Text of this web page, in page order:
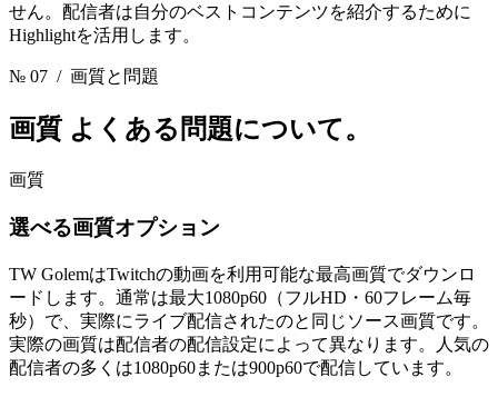
せん。配信者は自分のベストコンテンツを紹介するために
Highlightを活用します。
№ 07 / 画質と問題
画質 よくある問題について。
画質
選べる画質オプション
TW GolemはTwitchの動画を利用可能な最高画質でダウンロ
ードします。通常は最大1080p60（フルHD・60フレーム毎
秒）で、実際にライブ配信されたのと同じソース画質です。
実際の画質は配信者の配信設定によって異なります。人気の
配信者の多くは1080p60または900p60で配信しています。